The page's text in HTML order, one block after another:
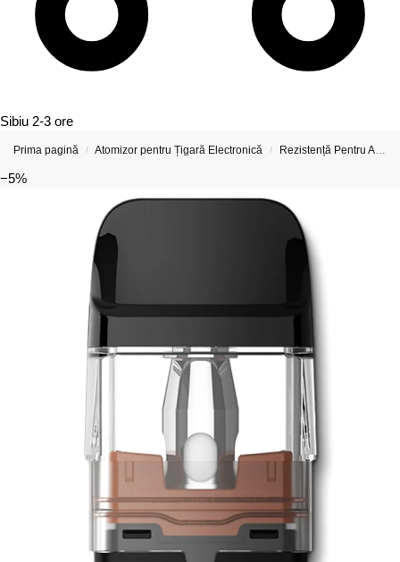
Sibiu 2-3 ore
Prima pagină / Atomizor pentru Țigară Electronică / Rezistență Pentru Atomizor De Țigară Electronică
−5%